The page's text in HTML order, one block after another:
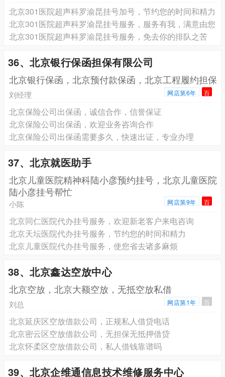
北京301医院超声科罗渝昆挂号加号，节约您的时间和精力
北京301医院超声科罗渝昆挂号服务，服务有我，满意由您
北京301医院超声科罗渝昆挂号服务，免去你的排队之苦
36、北京银行保函担保有限公司
北京银行保函，北京预付款保函，北京工程履约担保
刘经理 网店第6年 百
北京保险公司出保函，诚信合作，信誉保证
北京保险公司出保函，欢迎业务咨询合作
北京保险公司出保函需要多久，快速出证，专业办理
37、北京就医助手
北京儿童医院精神科陆小彦预约挂号，北京儿童医院
陆小彦挂号帮忙
小陈 网店第9年 百
北京同仁医院代办挂号服务，欢迎新老客户来电咨询
北京天坛医院代办挂号服务，节约您的时间和精力
北京儿童医院代办挂号服务，使您省去诸多麻烦
38、北京鑫达空放中心
北京空放，北京大额空放，无抵空放私借
刘总 网店第1年 百
北京延庆区空放借款公司，正规私人借贷电话
北京密云区空放借款公司，无担保无抵押借贷
北京怀柔区空放借款公司，私人借钱靠谱吗
39、北京企维通信息技术维修服务中心